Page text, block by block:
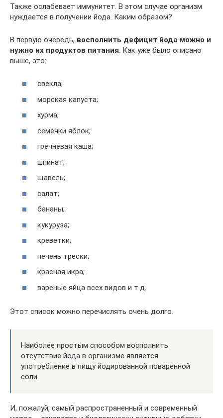
Также ослабевает иммунитет. В этом случае организм
нуждается в получении йода. Каким образом?
В первую очередь, восполнить дефицит йода можно и
нужно их продуктов питания . Как уже было описано
выше, это:
свекла;
морская капуста;
хурма;
семечки яблок;
гречневая каша;
шпинат;
щавель;
салат;
бананы;
кукуруза;
креветки;
печень трески;
красная икра;
вареные яйца всех видов и т.д.
Этот список можно перечислять очень долго.
Наиболее простым способом восполнить
отсутствие йода в организме является
употребление в пищу йодированной поваренной
соли.
И, пожалуй, самый распространенный и современный